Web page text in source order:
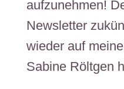
aufzunehmen!
Newsletter
wieder auf
Sabine Röltgen